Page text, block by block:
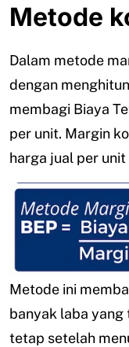
Metode
Dalam metode
dengan
membagi Biaya
per unit. Margin
harga jual per
Metode ini
banyak laba
tetap setelah